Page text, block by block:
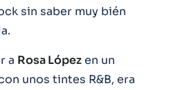
sin saber muy bién
a Rosa Lópezen un
unos tintes R&B, era